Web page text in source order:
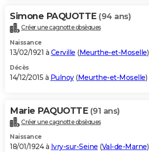
Simone PAQUOTTE (94 ans)
Créer une cagnotte obsèques
Naissance
13/02/1921 à Cerville (Meurthe-et-Moselle)
Décès
14/12/2015 à Pulnoy(Meurthe-et-Moselle)
Marie PAQUOTTE (91 ans)
Créer une cagnotte obsèques
Naissance
18/01/1924 à Ivry-sur-Seine (Val-de-Marne)